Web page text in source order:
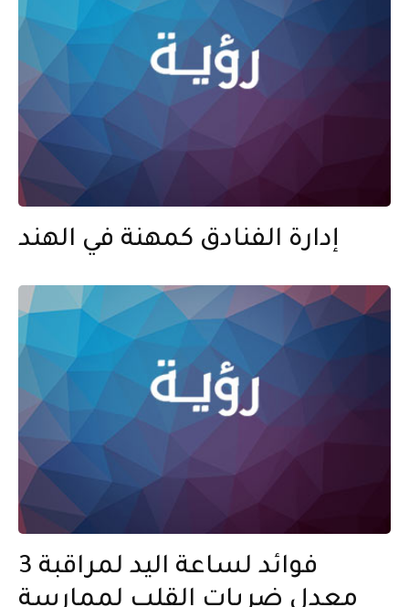
إدارة الفنادق كمهنة في الهند
3 فوائد لساعة اليد لمراقبة